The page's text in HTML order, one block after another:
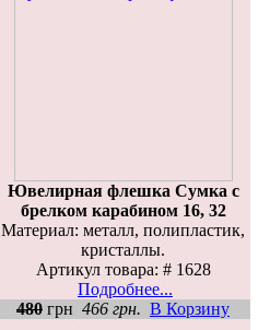
Ювелирная флешка Сумка с
брелком карабином 16, 32
Материал: металл, полипластик,
кристаллы.
Артикул товара: # 1628
Подробнее...
480 грн 466 грн. В Корзину